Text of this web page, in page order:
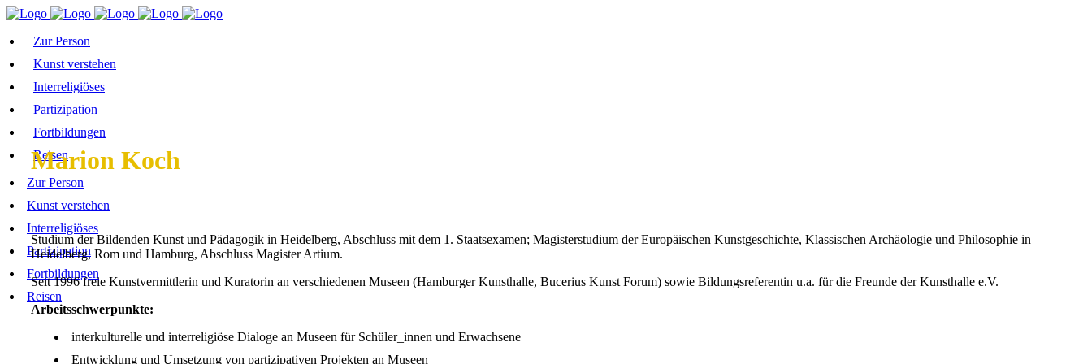
Zur Person
Kunst verstehen
Interreligiöses
Partizipation
Fortbildungen
Reisen
Zur Person
Kunst verstehen
Interreligiöses
Partizipation
Fortbildungen
Reisen
Marion Koch
Studium der Bildenden Kunst und Pädagogik in Heidelberg, Abschluss mit dem 1. Staatsexamen; Magisterstudium der Europäischen Kunstgeschichte, Klassischen Archäologie und Philosophie in
Heidelberg, Rom und Hamburg, Abschluss Magister Artium.
Seit 1996 freie Kunstvermittlerin und Kuratorin an verschiedenen Museen (Hamburger Kunsthalle, Bucerius Kunst Forum) sowie Bildungsreferentin u.a. für die Freunde der Kunsthalle e.V.
Arbeitsschwerpunkte:
interkulturelle und interreligiöse Dialoge an Museen für Schüler_innen und Erwachsene
Entwicklung und Umsetzung von partizipativen Projekten an Museen